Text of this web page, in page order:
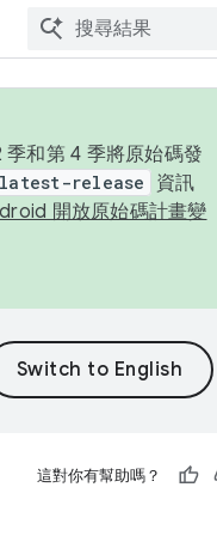
和第 4 季將原始碼發
release
資訊
開放原始碼計畫變
這對你有幫助嗎？